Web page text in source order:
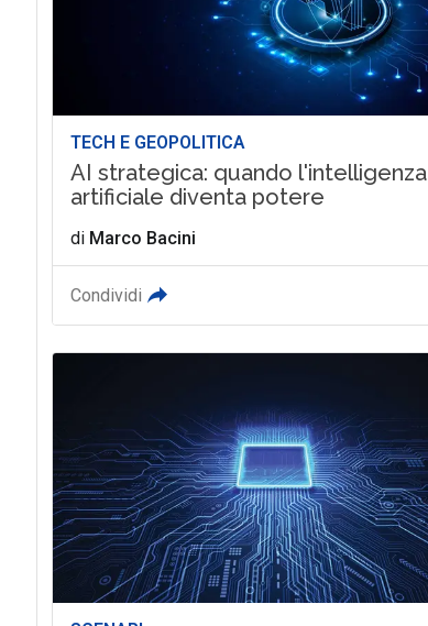
TECH E GEOPOLITICA
AI strategica: quando l'intelligenza
artificiale diventa potere
di Marco Bacini
Condividi